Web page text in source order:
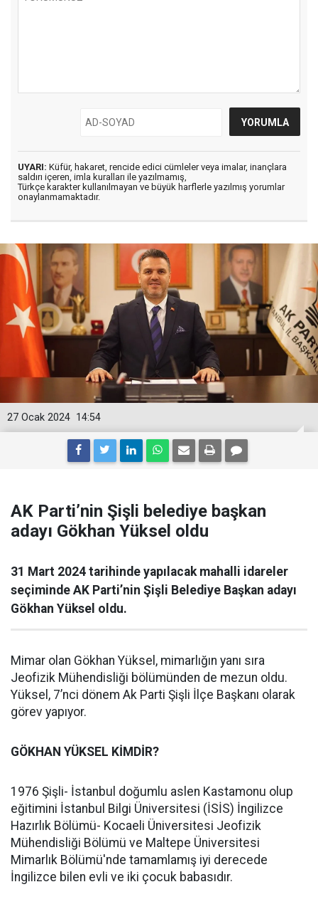
UYARI: Küfür, hakaret, rencide edici cümleler veya imalar, inançlara
saldırı içeren, imla kuralları ile yazılmamış,
Türkçe karakter kullanılmayan ve büyük harflerle yazılmış yorumlar
onaylanmamaktadır.
14:54
27 Ocak 2024
AK Parti’nin Şişli belediye başkan
adayı Gökhan Yüksel oldu
31 Mart 2024 tarihinde yapılacak mahalli idareler
seçiminde AK Parti’nin Şişli Belediye Başkan adayı
Gökhan Yüksel oldu.
Mimar olan Gökhan Yüksel, mimarlığın yanı sıra
Jeofizik Mühendisliği bölümünden de mezun oldu.
Yüksel, 7’nci dönem Ak Parti Şişli İlçe Başkanı olarak
görev yapıyor.
GÖKHAN YÜKSEL KİMDİR?
1976 Şişli- İstanbul doğumlu aslen Kastamonu olup
eğitimini İstanbul Bilgi Üniversitesi (İSİS) İngilizce
Hazırlık Bölümü- Kocaeli Üniversitesi Jeofizik
Mühendisliği Bölümü ve Maltepe Üniversitesi
Mimarlık Bölümü'nde tamamlamış iyi derecede
İngilizce bilen evli ve iki çocuk babasıdır.